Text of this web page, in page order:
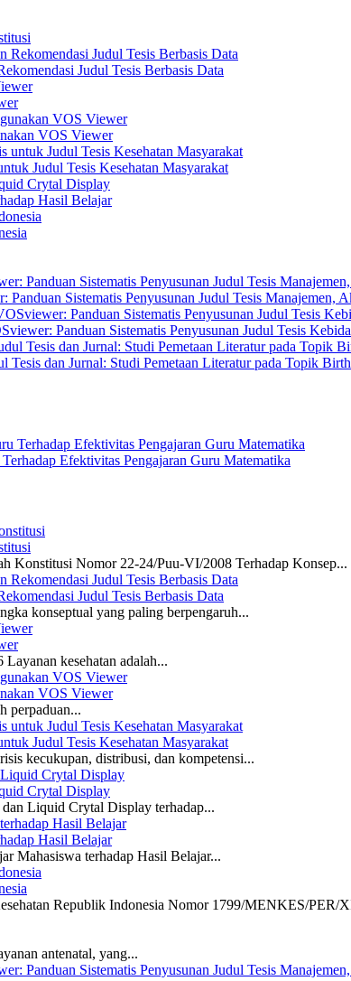
Judul Tesis Berbasis Data
VOS Viewer
Judul Tesis Kesehatan Masyarakat
Crytal Display
Hasil Belajar
Sistematis Penyusunan Judul Tesis Manajemen,
Panduan Sistematis Penyusunan Judul Tesis
dan Jurnal: Studi Pemetaan Literatur pada Topik
Efektivitas Pengajaran Guru Matematika
Konstitusi Nomor 22-24/Puu-VI/2008 Terhadap Konsep...
Judul Tesis Berbasis Data
konseptual yang paling berpengaruh...
kesehatan adalah...
VOS Viewer
perpaduan...
Judul Tesis Kesehatan Masyarakat
kecukupan, distribusi, dan kompetensi...
Crytal Display
Liquid Crytal Display terhadap...
Hasil Belajar
Mahasiswa terhadap Hasil Belajar...
Republik Indonesia Nomor 1799/MENKES/PER/
antenatal, yang...